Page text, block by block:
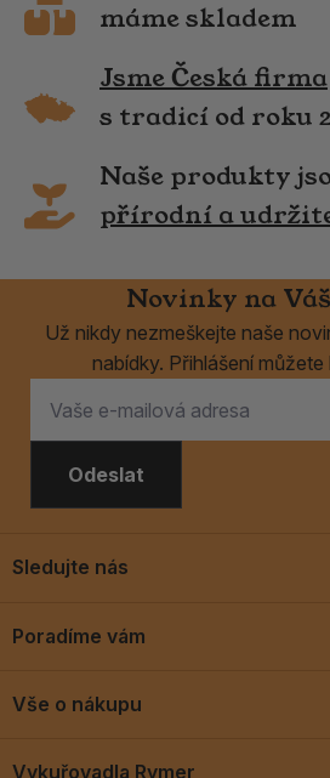
máme skladem
Jsme Česká firma
s tradicí od roku
Naše produkty
přírodní a
Novinky na
Už nikdy nezmeškejte naše
nabídky. Přihlášení
Odeslat
Poradíme vám
Blog
Vše o nákupu
Vykuřovadla Rymer
Sledujte nás